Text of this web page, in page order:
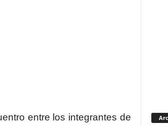
entre los integrantes de